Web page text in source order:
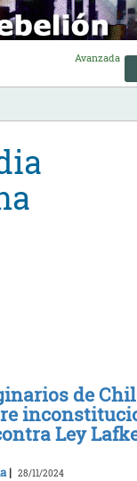
Avanzada
de
Ley
| 28/11/2024